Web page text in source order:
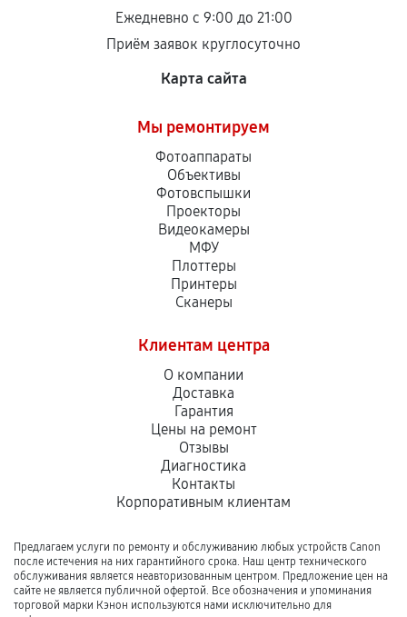
Ежедневно с 9:00 до 21:00
Приём заявок круглосуточно
Карта сайта
Мы ремонтируем
Фотоаппараты
Объективы
Фотовспышки
Проекторы
Видеокамеры
МФУ
Плоттеры
Принтеры
Сканеры
Клиентам центра
О компании
Доставка
Гарантия
Цены на ремонт
Отзывы
Диагностика
Контакты
Корпоративным клиентам
Предлагаем услуги по ремонту и обслуживанию любых устройств Canon
после истечения на них гарантийного срока. Наш центр технического
обслуживания является неавторизованным центром. Предложение цен на
сайте не является публичной офертой. Все обозначения и упоминания
торговой марки Кэнон используются нами исключительно для